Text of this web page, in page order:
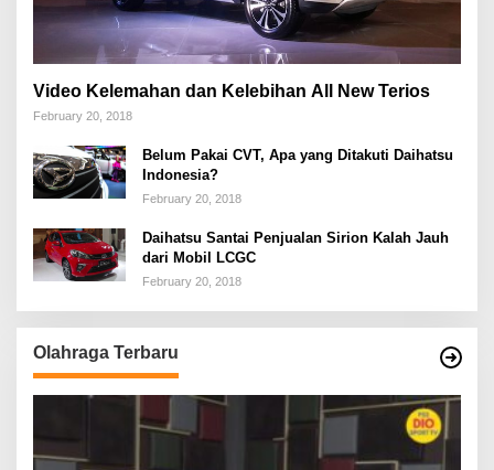
Video Kelemahan dan Kelebihan All New Terios
February 20, 2018
Belum Pakai CVT, Apa yang Ditakuti Daihatsu
Indonesia?
February 20, 2018
Daihatsu Santai Penjualan Sirion Kalah Jauh
dari Mobil LCGC
February 20, 2018
Olahraga Terbaru